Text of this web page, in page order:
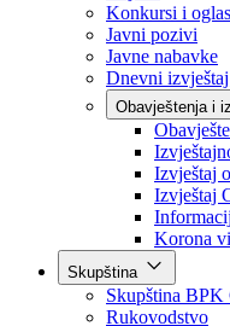
Sve vijesti
Izdvojeno
Najave
Konkursi i
Javni pozivi
Javne nabavke
Dnevni
Obavještenja i
Izvještaj o
Izvještaj
Korona